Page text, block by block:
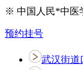
※ 中国人民*中医
预约挂号
武汉街道